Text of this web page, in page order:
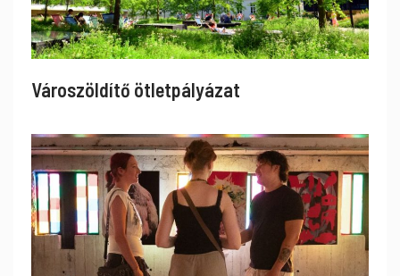
Városzöldítő ötletpályázat